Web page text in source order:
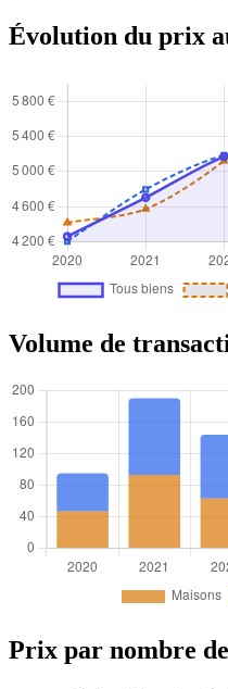
Évolution du prix
Volume de
Prix par nombre